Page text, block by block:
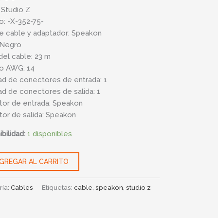
Studio Z
-X-352-75-
cable y adaptador: Speakon
cable: 23 m
AWG: 14
de conectores de entrada: 1
de conectores de salida: 1
de entrada: Speakon
de salida: Speakon
1 disponibles
AL CARRITO
Cables Etiquetas:cable ,speakon ,studio z